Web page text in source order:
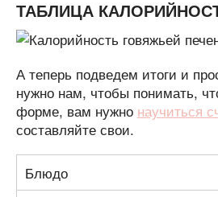
ТАБЛИЦА
А теперь подведем итоги и
нужно нам, чтобы понимать,
форме, вам нужно научиться
составляйте свои.
Блюдо